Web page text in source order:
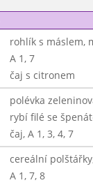
rohlík s máslem,
A 1, 7
čaj s citronem
polévka
rybí filé se
čaj, A 1, 3, 4, 7
cereální
A 1, 7, 8